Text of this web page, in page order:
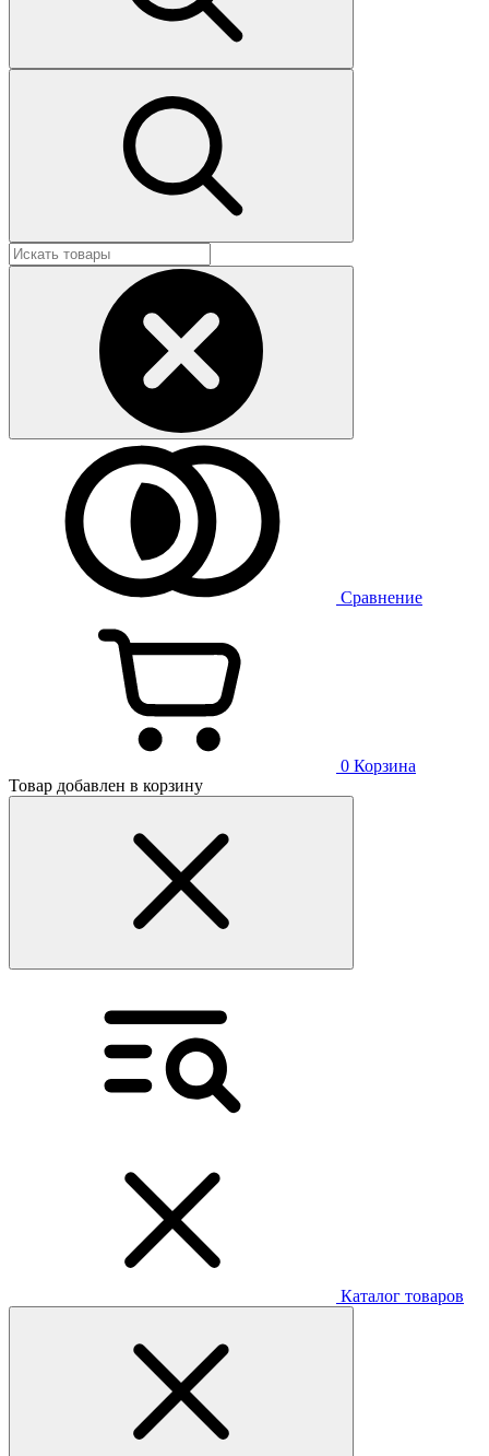
Сравнение
0 Корзина
Товар добавлен в корзину
Каталог товаров